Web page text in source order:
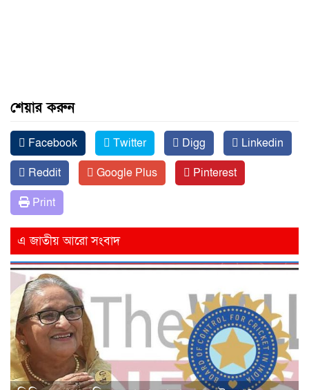
শেয়ার করুন
Facebook Twitter Digg
Linkedin
Reddit
Google Plus
Pinterest
Print
এ জাতীয় আরো সংবাদ